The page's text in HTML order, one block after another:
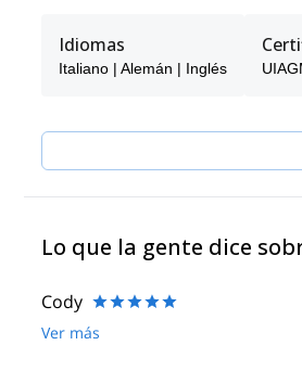
climbed in Yosemite Valley
like Mt Denali (Alaska), Ama
and multi pitch climbing. It will be my
Idiomas
Italiano | Alemán | Inglés
Lo que la gente dice
Cody
Ver más